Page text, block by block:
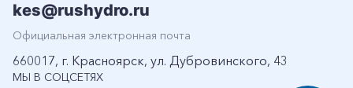
МЫ В СОЦСЕТЯХ
kes@rushydro.ru
Официальная электронная почта
660017, г. Красноярск, ул. Дубровинского, 43